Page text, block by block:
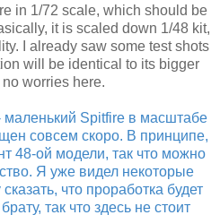
in 1/72 scale, which should be
it is scaled down 1/48 kit,
I already saw some test shots
will be identical to its bigger
no worries here.
Spitfire в масштабе
совсем скоро. В принципе,
48-ой модели, так что можно
Я уже видел некоторые
что проработка будет
так что здесь не стоит